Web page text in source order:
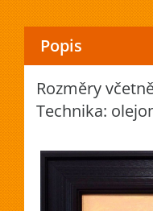
Popis
Rozměry
Technika: